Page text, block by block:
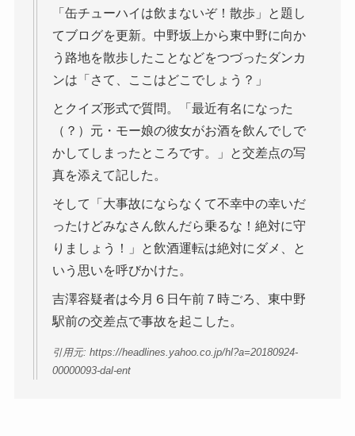
「缶チューハイは飲まないぞ！散歩」と題し
てブログを更新。中野坂上から東中野に向か
う路地を散歩したことなどをつづったダンカ
ンは「さて、ここはどこでしょう？」
とクイズ形式で質問。「最近有名になった
（？）元・モー娘の彼女がお酒を飲んでしで
かしてしまったところです。」と交差点の写
真を添えて記した。
そして「大事故にならなくて不幸中の幸いだ
ったけどみなさん飲んだら乗るな！絶対に守
りましょう！」と飲酒運転は絶対にダメ、と
いう思いを呼びかけた。
吉澤容疑者は今月６日午前７時ごろ、東中野
駅前の交差点で事故を起こした。
引用元: https://headlines.yahoo.co.jp/hl?a=20180924-
00000093-dal-ent